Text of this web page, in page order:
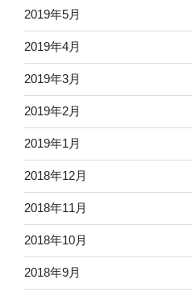
2019年5月
2019年4月
2019年3月
2019年2月
2019年1月
2018年12月
2018年11月
2018年10月
2018年9月